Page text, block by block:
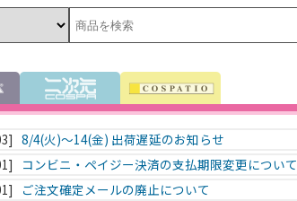
8/4(火)～14(金) 出荷遅延のお知らせ
コンビニ・ペイジー決済の支払期限変更について
ご注文確定メールの廃止について